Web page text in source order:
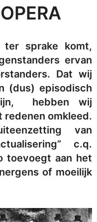
ter sprake komt,
ervan
Dat wij
(dus) episodisch
hebben wij
omkleed.
van
c.q.
toevoegt aan het
of moeilijk